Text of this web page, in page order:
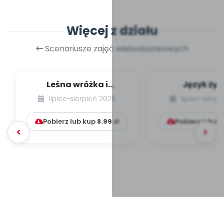
Więcej z działu
Scenariusze zajęć wieloobszarowych
Leśna wróżka i
przyjaciele
lipiec-sierpień 2026
Pobierz lub kup 8.99 zł
Język
Pobierz lub